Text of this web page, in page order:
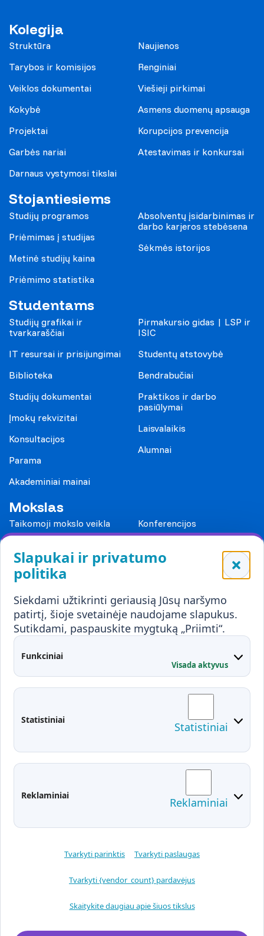
Slapukai ir privatumo
politika
Siekdami užtikrinti geriausią Jūsų naršymo
patirtį, šioje svetainėje naudojame slapukus.
Sutikdami, paspauskite mygtuką „Priimti“.
Funkciniai
Visada aktyvus
Statistiniai Statistiniai
Reklaminiai Reklaminiai
Tvarkyti parinktis Tvarkyti paslaugas
Tvarkyti {vendor_count} pardavėjus
Skaitykite daugiau apie šiuos tikslus
Kolegija
Struktūra
Tarybos ir komisijos
Veiklos dokumentai
Kokybė
Projektai
Garbės nariai
Darnaus vystymosi tikslai
Naujienos
Renginiai
Viešieji pirkimai
Asmens duomenų apsauga
Korupcijos prevencija
Atestavimas ir konkursai
Stojantiesiems
Studijų programos
Priėmimas į studijas
Metinė studijų kaina
Priėmimo statistika
Absolventų įsidarbinimas ir
darbo karjeros stebėsena
Sėkmės istorijos
Studentams
Studijų grafikai ir
tvarkaraščiai
IT resursai ir prisijungimai
Biblioteka
Studijų dokumentai
Įmokų rekvizitai
Konsultacijos
Parama
Akademiniai mainai
Pirmakursio gidas | LSP ir
ISIC
Studentų atstovybė
Bendrabučiai
Praktikos ir darbo
pasiūlymai
Laisvalaikis
Alumnai
Mokslas
Taikomoji mokslo veikla
Konferencijos
Mokykloms
Visuomenei ir verslui
Mokymai ir konsultavimas
Partnerystės
Karjera
Kontaktai
Administracija
Fakultetai
Studentų atstovybė
Moodle
EDINA
Pasirengimas ekstremaliai